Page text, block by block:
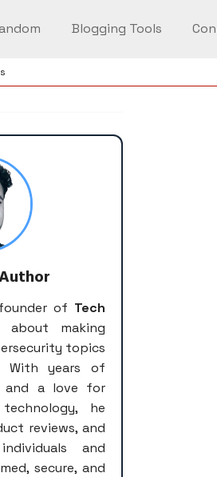
Blogging Tools
of Tech
about making
topics
With years of
and a love for
he
reviews, and
and
secure, and